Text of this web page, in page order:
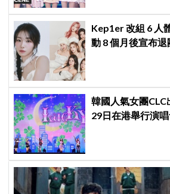
Kep1er 改組 6 人
動 8 個月後宣布
韓國人氣女團CLC
29日在港舉行演